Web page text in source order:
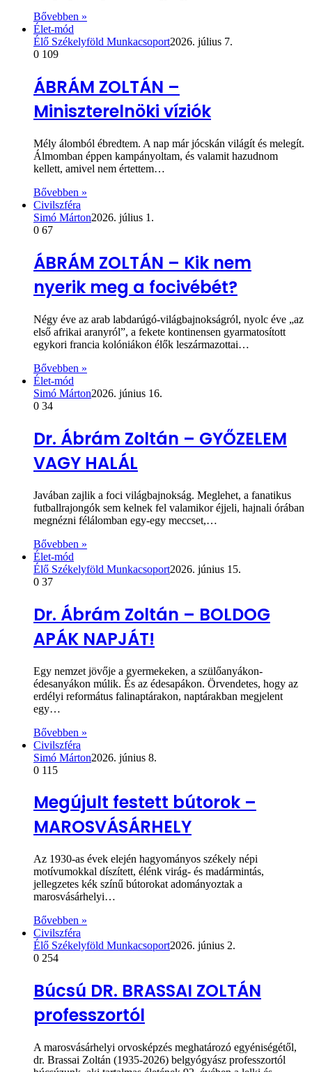
Bővebben »
Élet-mód
Élő Székelyföld Munkacsoport2026. július 7.
0 109
ÁBRÁM ZOLTÁN –
Miniszterelnöki víziók
Mély álomból ébredtem. A nap már jócskán világít és melegít.
Álmomban éppen kampányoltam, és valamit hazudnom
kellett, amivel nem értettem…
Bővebben »
Civilszféra
Simó Márton2026. július 1.
0 67
ÁBRÁM ZOLTÁN – Kik nem
nyerik meg a focivébét?
Négy éve az arab labdarúgó-világbajnokságról, nyolc éve „az
első afrikai aranyról”, a fekete kontinensen gyarmatosított
egykori francia kolóniákon élők leszármazottai…
Bővebben »
Élet-mód
Simó Márton2026. június 16.
0 34
Dr. Ábrám Zoltán – GYŐZELEM
VAGY HALÁL
Javában zajlik a foci világbajnokság. Meglehet, a fanatikus
futballrajongók sem kelnek fel valamikor éjjeli, hajnali órában
megnézni félálomban egy-egy meccset,…
Bővebben »
Élet-mód
Élő Székelyföld Munkacsoport2026. június 15.
0 37
Dr. Ábrám Zoltán – BOLDOG
APÁK NAPJÁT!
Egy nemzet jövője a gyermekeken, a szülőanyákon-
édesanyákon múlik. És az édesapákon. Örvendetes, hogy az
erdélyi református falinaptárakon, naptárakban megjelent
egy…
Bővebben »
Civilszféra
Simó Márton2026. június 8.
0 115
Megújult festett bútorok –
MAROSVÁSÁRHELY
Az 1930-as évek elején hagyományos székely népi
motívumokkal díszített, élénk virág- és madármintás,
jellegzetes kék színű bútorokat adományoztak a
marosvásárhelyi…
Bővebben »
Civilszféra
Élő Székelyföld Munkacsoport2026. június 2.
0 254
Búcsú DR. BRASSAI ZOLTÁN
professzortól
A marosvásárhelyi orvosképzés meghatározó egyéniségétől,
dr. Brassai Zoltán (1935-2026) belgyógyász professzortól